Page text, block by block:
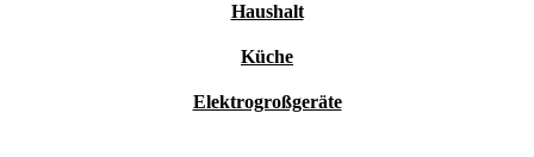
Haushalt
Küche
Elektrogroßgeräte